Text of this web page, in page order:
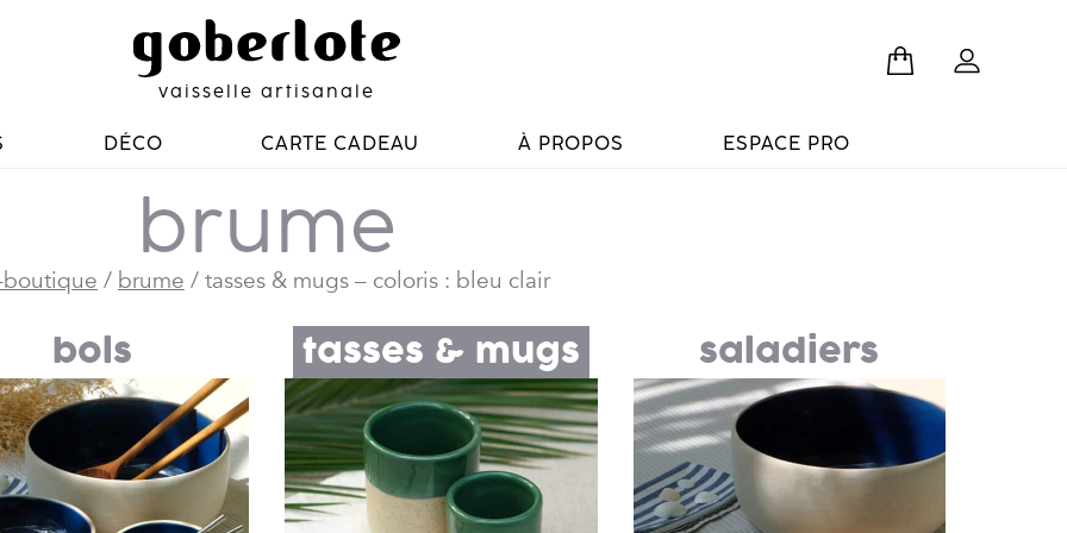
vaisselle artisanale
DÉCO CARTE CADEAU À PROPOS ESPACE PRO
brume
bols tasses & mugs saladiers
boutique / brume / tasses & mugs – coloris : bleu clair